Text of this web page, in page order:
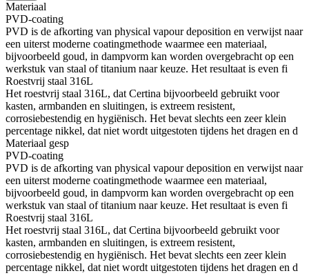
Materiaal
PVD-coating
PVD is de afkorting van physical vapour deposition en verwijst naar
een uiterst moderne coatingmethode waarmee een materiaal,
bijvoorbeeld goud, in dampvorm kan worden overgebracht op een
werkstuk van staal of titanium naar keuze. Het resultaat is even fi
Roestvrij staal 316L
Het roestvrij staal 316L, dat Certina bijvoorbeeld gebruikt voor
kasten, armbanden en sluitingen, is extreem resistent,
corrosiebestendig en hygiënisch. Het bevat slechts een zeer klein
percentage nikkel, dat niet wordt uitgestoten tijdens het dragen en d
Materiaal gesp
PVD-coating
PVD is de afkorting van physical vapour deposition en verwijst naar
een uiterst moderne coatingmethode waarmee een materiaal,
bijvoorbeeld goud, in dampvorm kan worden overgebracht op een
werkstuk van staal of titanium naar keuze. Het resultaat is even fi
Roestvrij staal 316L
Het roestvrij staal 316L, dat Certina bijvoorbeeld gebruikt voor
kasten, armbanden en sluitingen, is extreem resistent,
corrosiebestendig en hygiënisch. Het bevat slechts een zeer klein
percentage nikkel, dat niet wordt uitgestoten tijdens het dragen en d